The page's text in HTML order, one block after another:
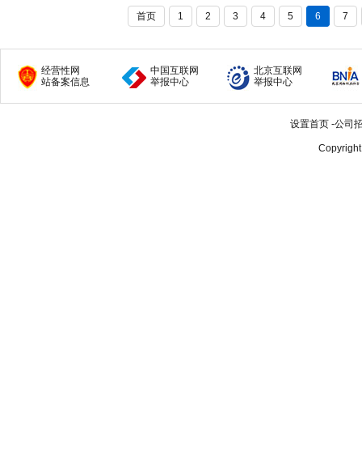
首页 1 2 3 4 5 6 7
经营性网
站备案信息
中国互联网
举报中心
北京互联网
举报中心
设置首页-公司